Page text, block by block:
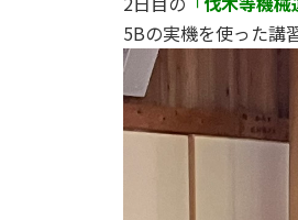
5Bの実機を使った講